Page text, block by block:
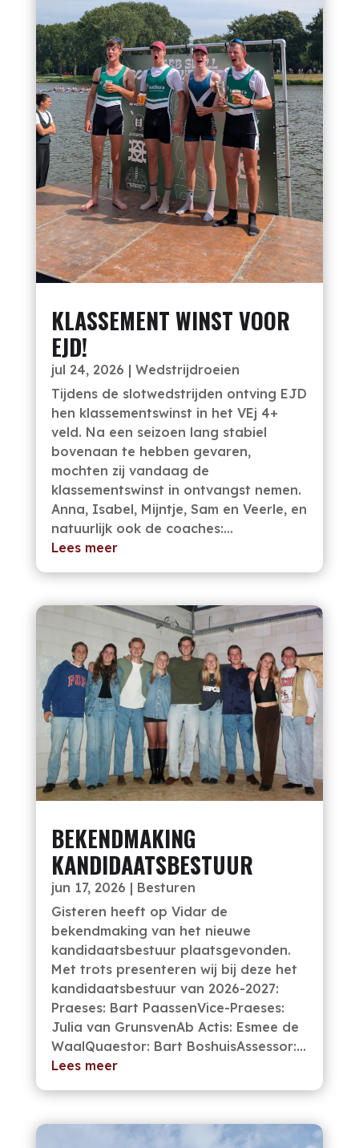
KLASSEMENT WINST VOOR
EJD!
jul 24, 2026 | Wedstrijdroeien
Tijdens de slotwedstrijden ontving EJD
hen klassementswinst in het VEj 4+
veld. Na een seizoen lang stabiel
bovenaan te hebben gevaren,
mochten zij vandaag de
klassementswinst in ontvangst nemen.
Anna, Isabel, Mijntje, Sam en Veerle, en
natuurlijk ook de coaches:...
Lees meer
BEKENDMAKING
KANDIDAATSBESTUUR
jun 17, 2026 | Besturen
Gisteren heeft op Vidar de
bekendmaking van het nieuwe
kandidaatsbestuur plaatsgevonden.
Met trots presenteren wij bij deze het
kandidaatsbestuur van 2026-2027:
Praeses: Bart PaassenVice-Praeses:
Julia van GrunsvenAb Actis: Esmee de
WaalQuaestor: Bart BoshuisAssessor:...
Lees meer